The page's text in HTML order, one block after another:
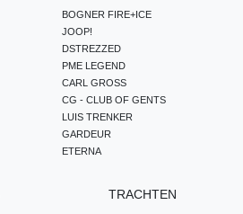
BOGNER FIRE+ICE
JOOP!
DSTREZZED
PME LEGEND
CARL GROSS
CG - CLUB OF GENTS
LUIS TRENKER
GARDEUR
ETERNA
TRACHTEN